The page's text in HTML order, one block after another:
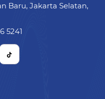
Baru, Jakarta Selatan,
5241